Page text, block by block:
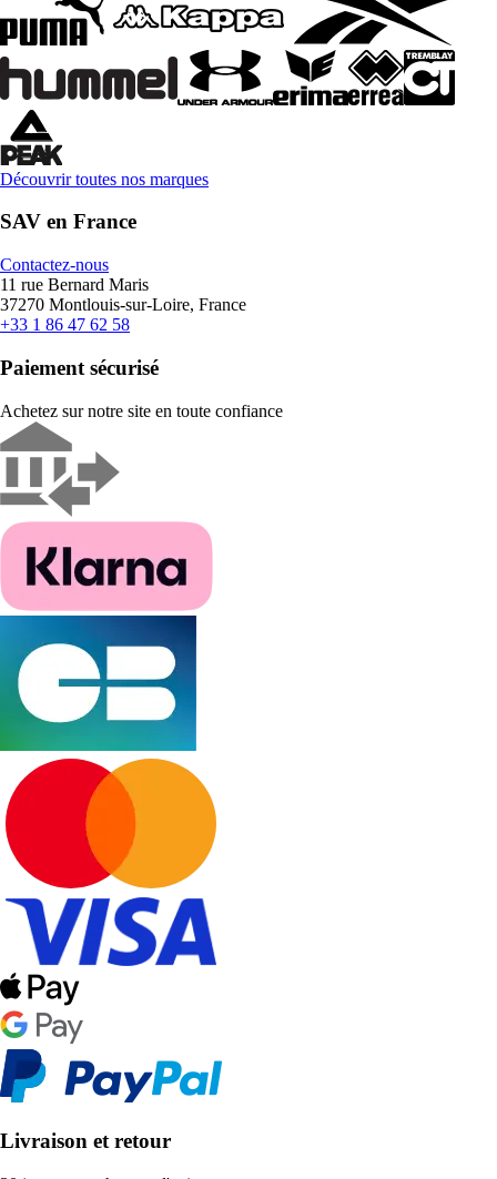
Découvrir toutes nos marques
SAV en France
Contactez-nous
11 rue Bernard Maris
37270 Montlouis-sur-Loire, France
+33 1 86 47 62 58
Paiement sécurisé
Achetez sur notre site en toute confiance
Livraison et retour